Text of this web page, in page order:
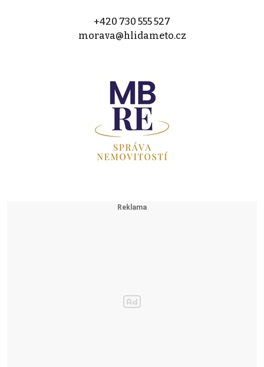
+420 730 555 527
morava@hlidameto.cz